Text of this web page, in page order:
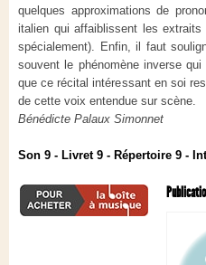
quelques approximations de
italien qui affaiblissent les
spécialement). Enfin, il faut
souvent le phénomène inverse
que ce récital intéressant en soi
de cette voix entendue sur scène.
Bénédicte Palaux Simonnet
Son 9 - Livret 9 - Répertoire 9 -